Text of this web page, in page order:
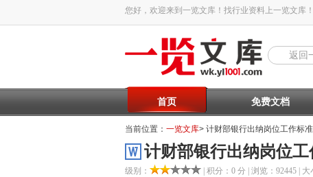
您好，欢迎来到一览文库！找行业资料上一览文库！
返回
首页 免费文档
当前位置： 一览文库> 计财部银行出纳岗位工作标准
计财部银行出纳岗位工
级别：
| 积分：0 分 | 浏览：92445 |